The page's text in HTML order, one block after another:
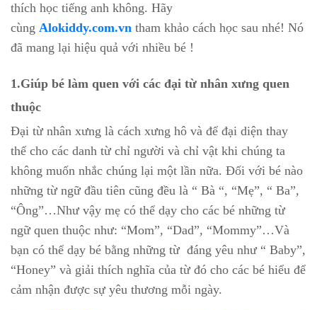
thích học tiếng anh không. Hãy
cùng Alokiddy.com.vn tham khảo cách học sau nhé! Nó
đã mang lại hiệu quả với nhiều bé !
1.Giúp bé làm quen với các đại từ nhân xưng quen
thuộc
Đại từ nhân xưng là cách xưng hô và để đại diện thay
thế cho các danh từ chỉ người và chỉ vật khi chúng ta
không muốn nhắc chúng lại một lần nữa. Đối với bé nào
những từ ngữ đầu tiên cũng đều là “ Bà “, “Mẹ”, “ Ba”,
“Ông”…Như vậy mẹ có thể dạy cho các bé những từ
ngữ quen thuộc như: “Mom”, “Dad”, “Mommy”…Và
bạn có thể dạy bé bằng những từ đáng yêu như “ Baby”,
“Honey” và giải thích nghĩa của từ đó cho các bé hiểu để
cảm nhận được sự yêu thương mỗi ngày.